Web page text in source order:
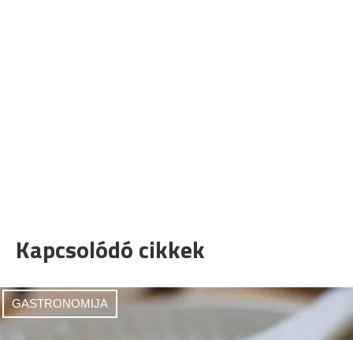
Kapcsolódó cikkek
GASTRONOMIJA